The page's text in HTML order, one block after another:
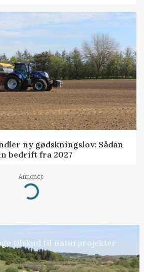
ny gødskningslov: Sådan
bedrift fra 2027
Annonce
Loading...
tilskud til naturprojekter
Annonce